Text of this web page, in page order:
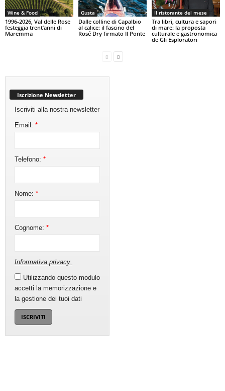
Wine & Food
1996-2026, Val delle Rose
festeggia trent’anni di
Maremma
Gusta
Dalle colline di Capalbio
al calice: il fascino del
Rosé Dry firmato Il Ponte
Il ristorante del mese
Tra libri, cultura e sapori
di mare: la proposta
culturale e gastronomica
de Gli Esploratori
Iscrizione Newsletter
Iscriviti alla nostra newsletter
Email:*
Telefono:*
Nome:*
Cognome:*
Informativa privacy.
Utilizzando questo modulo
accetti la memorizzazione e
la gestione dei tuoi dati